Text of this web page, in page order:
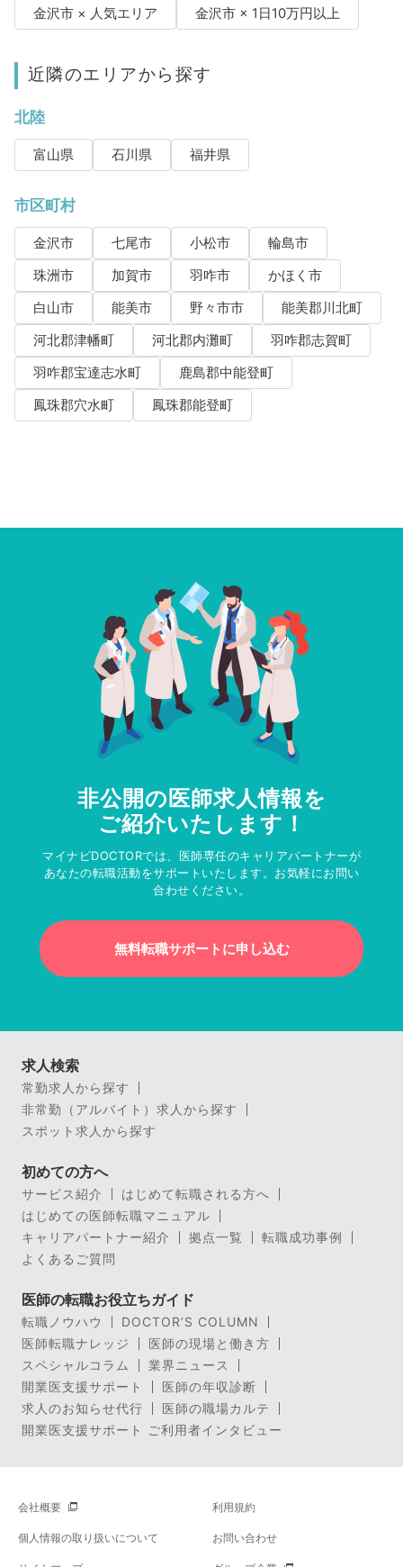
金沢市 × 人気エリア
金沢市 × 1日10万円以上
近隣のエリアから探す
北陸
富山県 石川県 福井県
市区町村
金沢市 七尾市 小松市
輪島市
珠洲市
加賀市 羽咋市
かほく市
白山市
能美市 野々市市
能美郡川北町
河北郡津幡町
河北郡内灘町
羽咋郡志賀町
羽咋郡宝達志水町
鹿島郡中能登町
鳳珠郡穴水町
鳳珠郡能登町
非公開の医師求人情報を
ご紹介いたします！
マイナビDOCTORでは、医師専任のキャリアパートナーが
あなたの転職活動をサポートいたします。お気軽にお問い
合わせください。
無料転職サポートに申し込む
求人検索
常勤求人から探す
非常勤（アルバイト）求人から探す
スポット求人から探す
初めての方へ
サービス紹介
はじめて転職される方へ
はじめての医師転職マニュアル
キャリアパートナー紹介
拠点一覧
転職成功事例
よくあるご質問
医師の転職お役立ちガイド
転職ノウハウ
DOCTOR’S COLUMN
医師転職ナレッジ
医師の現場と働き方
スペシャルコラム
業界ニュース
開業医支援サポート
医師の年収診断
求人のお知らせ代行
医師の職場カルテ
開業医支援サポート ご利用者インタビュー
会社概要 利用規約
個人情報の取り扱いについて お問い合わせ